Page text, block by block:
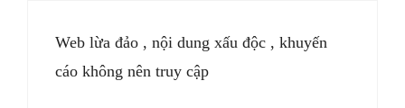
Web lừa đảo , nội dung xấu độc , khuyến
cáo không nên truy cập